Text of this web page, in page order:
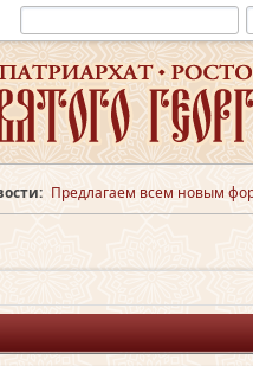
Предлагаем всем новым